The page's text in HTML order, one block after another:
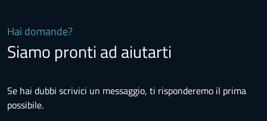
Hai domande?
Siamo pronti ad aiutarti
Se hai dubbi scrivici un messaggio, ti risponderemo il prima
possibile.